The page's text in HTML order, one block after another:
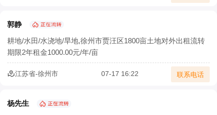
郭静
耕地/水田/水浇地/旱地,徐州市贾汪区1800亩土地对外出租流转
期限2年租金1000.00元/年/亩
江苏省-徐州市 07-17 16:22 联系电话
杨先生